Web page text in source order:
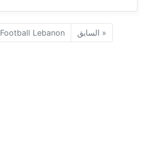
« السابق Football Lebanon